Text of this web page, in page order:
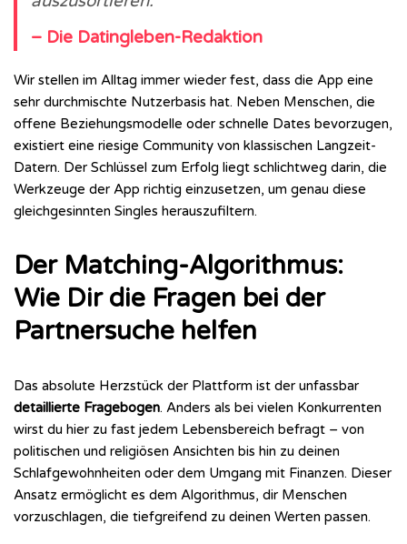
– Die Datingleben-Redaktion
Wir stellen im Alltag immer wieder fest, dass die App eine
sehr durchmischte Nutzerbasis hat. Neben Menschen, die
offene Beziehungsmodelle oder schnelle Dates bevorzugen,
existiert eine riesige Community von klassischen Langzeit-
Datern. Der Schlüssel zum Erfolg liegt schlichtweg darin, die
Werkzeuge der App richtig einzusetzen, um genau diese
gleichgesinnten Singles herauszufiltern.
Der Matching-Algorithmus:
Wie Dir die Fragen bei der
Partnersuche helfen
Das absolute Herzstück der Plattform ist der unfassbar
detaillierte Fragebogen. Anders als bei vielen Konkurrenten
wirst du hier zu fast jedem Lebensbereich befragt – von
politischen und religiösen Ansichten bis hin zu deinen
Schlafgewohnheiten oder dem Umgang mit Finanzen. Dieser
Ansatz ermöglicht es dem Algorithmus, dir Menschen
vorzuschlagen, die tiefgreifend zu deinen Werten passen.